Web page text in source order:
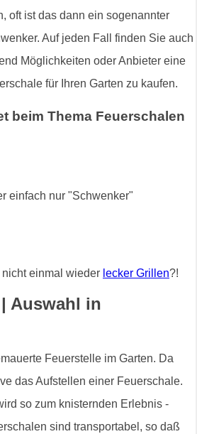
oft ist das dann ein sogenannter
Auf jeden Fall finden Sie auch
Möglichkeiten oder Anbieter eine
für Ihren Garten zu kaufen.
beim Thema Feuerschalen
einfach nur "Schwenker"
einmal wieder lecker Grillen?!
Auswahl in
Feuerstelle im Garten. Da
das Aufstellen einer Feuerschale.
so zum knisternden Erlebnis -
sind transportabel, so daß